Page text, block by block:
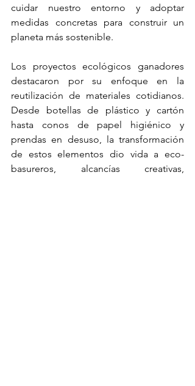
cuidar nuestro entorno y adoptar
medidas concretas para construir un
planeta más sostenible.
Los proyectos ecológicos ganadores
destacaron por su enfoque en la
reutilización de materiales cotidianos.
Desde botellas de plástico y cartón
hasta conos de papel higiénico y
prendas en desuso, la transformación
de estos elementos dio vida a eco-
basureros, alcancías creativas,